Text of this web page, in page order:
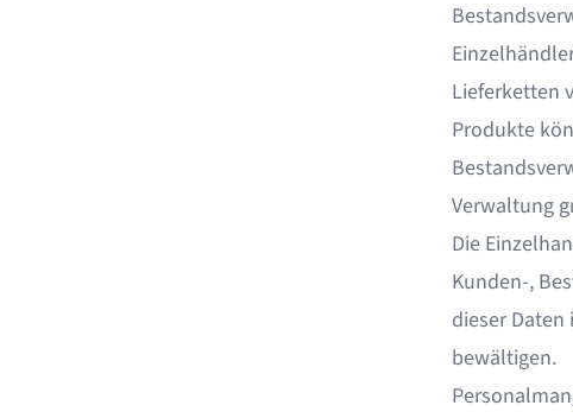
Lieferketten
Produkte
Verwaltung
Die
Kunden-,
dieser
bewältigen.